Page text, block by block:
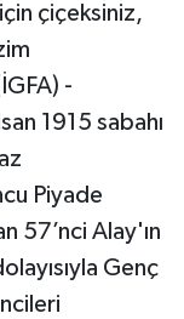
çiçeksiniz,
-
1915 sabahı
Piyade
57’nci Alay'ın
Genç